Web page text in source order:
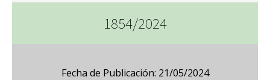
1854/2024
Fecha de Publicación: 21/05/2024